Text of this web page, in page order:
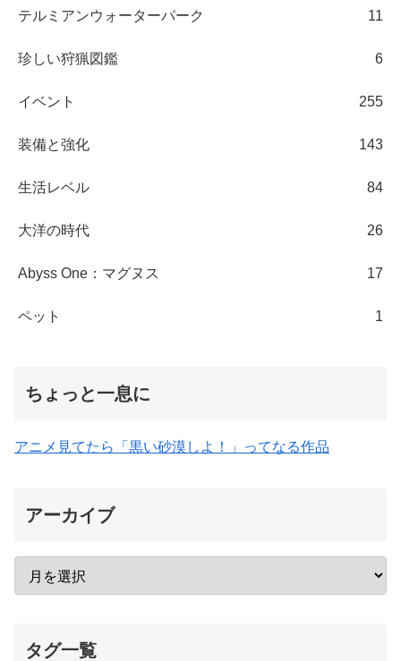
テルミアンウォーターパーク 11
珍しい狩猟図鑑 6
イベント 255
装備と強化 143
生活レベル 84
大洋の時代 26
Abyss One：マグヌス 17
ペット 1
ちょっと一息に
アニメ見てたら「黒い砂漠しよ！」ってなる作品
アーカイブ
タグ一覧